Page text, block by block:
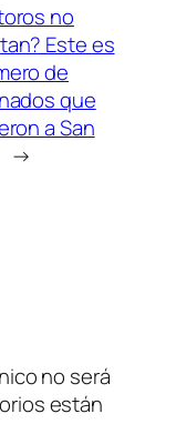
no
Este es
de
que
a San
→
no será
están